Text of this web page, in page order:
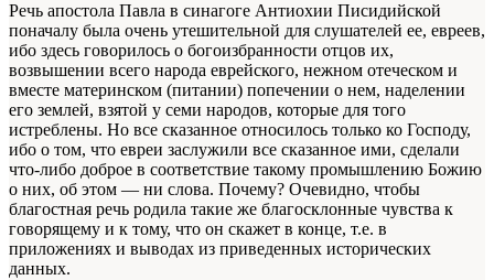
Речь апостола Павла в синагоге Антиохии Писидийской
поначалу была очень утешительной для слушателей ее, евреев,
ибо здесь говорилось о богоизбранности отцов их,
возвышении всего народа еврейского, нежном отеческом и
вместе материнском (питании) попечении о нем, наделении
его землей, взятой у семи народов, которые для того
истреблены. Но все сказанное относилось только ко Господу,
ибо о том, что евреи заслужили все сказанное ими, сделали
что-либо доброе в соответствие такому промышлению Божию
о них, об этом — ни слова. Почему? Очевидно, чтобы
благостная речь родила такие же благосклонные чувства к
говорящему и к тому, что он скажет в конце, т.е. в
приложениях и выводах из приведенных исторических
данных.